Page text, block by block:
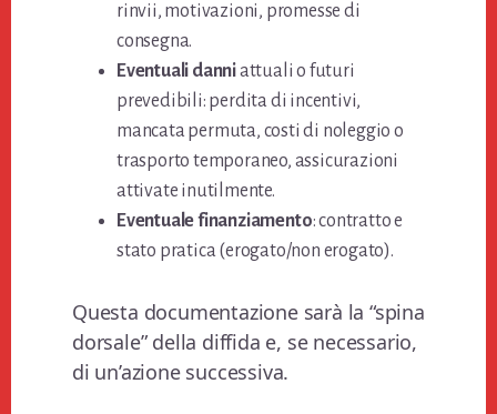
rinvii, motivazioni, promesse di
consegna.
Eventuali danniattuali o futuri
prevedibili: perdita di incentivi,
mancata permuta, costi di noleggio o
trasporto temporaneo, assicurazioni
attivate inutilmente.
Eventuale finanziamento: contratto e
stato pratica (erogato/non erogato).
Questa documentazione sarà la “spina
dorsale” della diffida e, se necessario,
di un’azione successiva.